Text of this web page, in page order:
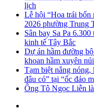
lịch
Lễ hội “Hoa trái bốn
2026 phường Trung
Sân bay Sa Pa
kinh tế Tây Bắc
Dự án hầm đường
khoan hầm xuyên
Tạm biệt nắng
đâu có” tại “ốc đảo
Ông Tô Ngọc Liễn